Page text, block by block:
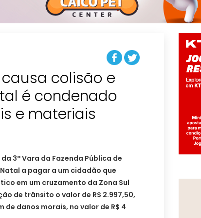
colisão e
é condenado
e materiais
3ª Vara da Fazenda Pública de
a pagar a um cidadão que
em um cruzamento da Zona Sul
de trânsito o valor de R$ 2.997,50,
danos morais, no valor de R$ 4